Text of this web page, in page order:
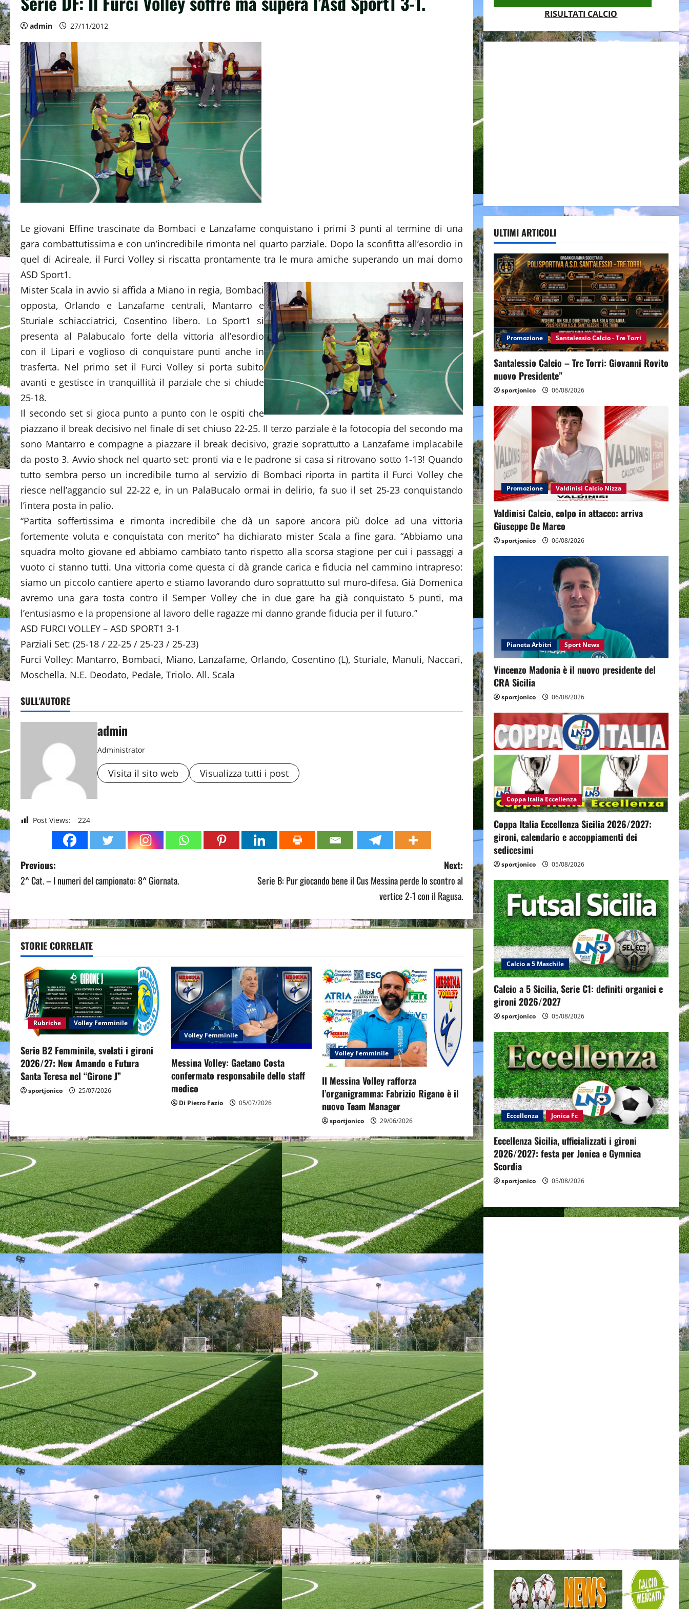
admin 27/11/2012
Le giovani Effine trascinate da Bombaci e Lanzafame conquistano i primi 3 punti al termine di una
gara combattutissima e con un’incredibile rimonta nel quarto parziale. Dopo la sconfitta all’esordio in
quel di Acireale, il Furci Volley si riscatta prontamente tra le mura amiche superando un mai domo
ASD Sport1.
Mister Scala in avvio si affida a Miano in regia, Bombaci
opposta, Orlando e Lanzafame centrali, Mantarro e
Sturiale schiacciatrici, Cosentino libero. Lo Sport1 si
presenta al Palabucalo forte della vittoria all’esordio
con il Lipari e voglioso di conquistare punti anche in
trasferta. Nel primo set il Furci Volley si porta subito
avanti e gestisce in tranquillità il parziale che si chiude
25-18.
Il secondo set si gioca punto a punto con le ospiti che
piazzano il break decisivo nel finale di set chiuso 22-25. Il terzo parziale è la fotocopia del secondo ma
sono Mantarro e compagne a piazzare il break decisivo, grazie soprattutto a Lanzafame implacabile
da posto 3. Avvio shock nel quarto set: pronti via e le padrone si casa si ritrovano sotto 1-13! Quando
tutto sembra perso un incredibile turno al servizio di Bombaci riporta in partita il Furci Volley che
riesce nell’aggancio sul 22-22 e, in un PalaBucalo ormai in delirio, fa suo il set 25-23 conquistando
l’intera posta in palio.
“Partita soffertissima e rimonta incredibile che dà un sapore ancora più dolce ad una vittoria
fortemente voluta e conquistata con merito” ha dichiarato mister Scala a fine gara. “Abbiamo una
squadra molto giovane ed abbiamo cambiato tanto rispetto alla scorsa stagione per cui i passaggi a
vuoto ci stanno tutti. Una vittoria come questa ci dà grande carica e fiducia nel cammino intrapreso:
siamo un piccolo cantiere aperto e stiamo lavorando duro soprattutto sul muro-difesa. Già Domenica
avremo una gara tosta contro il Semper Volley che in due gare ha già conquistato 5 punti, ma
l’entusiasmo e la propensione al lavoro delle ragazze mi danno grande fiducia per il futuro.”
ASD FURCI VOLLEY – ASD SPORT1 3-1
Parziali Set: (25-18 / 22-25 / 25-23 / 25-23)
Furci Volley: Mantarro, Bombaci, Miano, Lanzafame, Orlando, Cosentino (L), Sturiale, Manuli, Naccari,
Moschella. N.E. Deodato, Pedale, Triolo. All. Scala
SULL'AUTORE
admin
Administrator
Visita il sito web Visualizza tutti i post
Post Views: 224
P
o
t
n
a
v
i
a
t
n
Previous:
2^ Cat. – I numeri del campionato: 8^ Giornata.
Next:
Serie B: Pur giocando bene il Cus Messina perde lo scontro al
vertice 2-1 con il Ragusa.
STORIE CORRELATE
Rubriche Volley Femminile
Serie B2 Femminile, svelati i gironi
2026/27: New Amando e Futura
Santa Teresa nel “Girone J”
sportjonico 25/07/2026
Volley Femminile
Messina Volley: Gaetano Costa
confermato responsabile dello staff
medico
Di Pietro Fazio 05/07/2026
Volley Femminile
Il Messina Volley rafforza
l’organigramma: Fabrizio Rigano è il
nuovo Team Manager
sportjonico 29/06/2026
RISULTATI CALCIO
ULTIMI ARTICOLI
Promozione Santalessio Calcio - Tre Torri
Santalessio Calcio – Tre Torri: Giovanni Rovito
nuovo Presidente”
sportjonico 06/08/2026
Promozione Valdinisi Calcio Nizza
Valdinisi Calcio, colpo in attacco: arriva
Giuseppe De Marco
sportjonico 06/08/2026
Pianeta Arbitri Sport News
Vincenzo Madonia è il nuovo presidente del
CRA Sicilia
sportjonico 06/08/2026
Coppa Italia Eccellenza
Coppa Italia Eccellenza Sicilia 2026/2027:
gironi, calendario e accoppiamenti dei
sedicesimi
sportjonico 05/08/2026
Calcio a 5 Maschile
Calcio a 5 Sicilia, Serie C1: definiti organici e
gironi 2026/2027
sportjonico 05/08/2026
Eccellenza Jonica Fc
Eccellenza Sicilia, ufficializzati i gironi
2026/2027: festa per Jonica e Gymnica
Scordia
sportjonico 05/08/2026